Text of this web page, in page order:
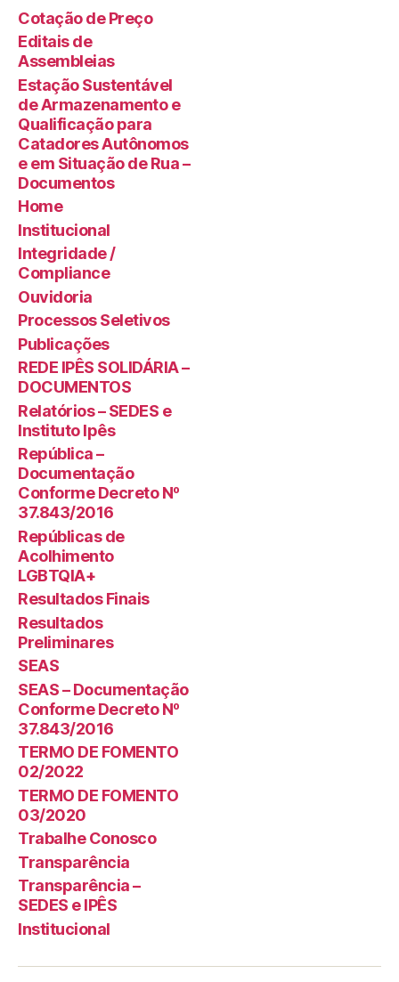
Cotação de Preço
Editais de
Assembleias
Estação Sustentável
de Armazenamento e
Qualificação para
Catadores Autônomos
e em Situação de Rua –
Documentos
Home
Institucional
Integridade /
Compliance
Ouvidoria
Processos Seletivos
Publicações
REDE IPÊS SOLIDÁRIA –
DOCUMENTOS
Relatórios – SEDES e
Instituto Ipês
República –
Documentação
Conforme Decreto Nº
37.843/2016
Repúblicas de
Acolhimento
LGBTQIA+
Resultados Finais
Resultados
Preliminares
SEAS
SEAS – Documentação
Conforme Decreto Nº
37.843/2016
TERMO DE FOMENTO
02/2022
TERMO DE FOMENTO
03/2020
Trabalhe Conosco
Transparência
Transparência –
SEDES e IPÊS
Institucional